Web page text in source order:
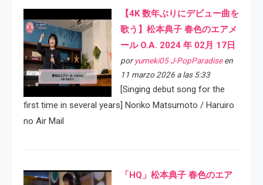
【4K 数年ぶりにデビュー曲を
歌う】松本典子 春色のエアメ
ール O.A. 2024 年 02月 17日
por yumeki05 J-PopParadiseen
11 marzo 2026 a las 5:33
[Singing debut song for the
first time in several years] Noriko Matsumoto / Haruiro
no Air Mail
「HQ」松本典子 春色のエア